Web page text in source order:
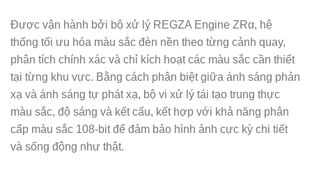
Được vận hành bởi bộ xử lý REGZA Engine ZRα, hệ
thống tối ưu hóa màu sắc đèn nền theo từng cảnh quay,
phân tích chính xác và chỉ kích hoạt các màu sắc cần thiết
tại từng khu vực. Bằng cách phân biệt giữa ánh sáng phản
xạ và ánh sáng tự phát xạ, bộ vi xử lý tái tạo trung thực
màu sắc, độ sáng và kết cấu, kết hợp với khả năng phân
cấp màu sắc 108-bit để đảm bảo hình ảnh cực kỳ chi tiết
và sống động như thật.